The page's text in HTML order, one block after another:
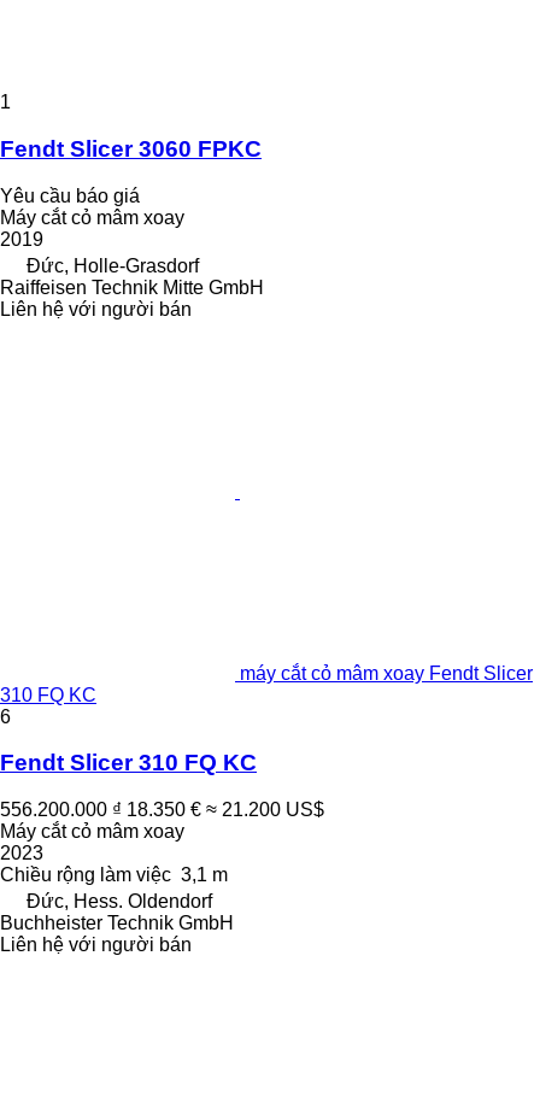
1
Fendt Slicer 3060 FPKC
Yêu cầu báo giá
Máy cắt cỏ mâm xoay
2019
Đức, Holle-Grasdorf
Raiffeisen Technik Mitte GmbH
Liên hệ với người bán
máy cắt cỏ mâm xoay Fendt Slicer
310 FQ KC
6
Fendt Slicer 310 FQ KC
556.200.000 ₫ 18.350 € ≈ 21.200 US$
Máy cắt cỏ mâm xoay
2023
Chiều rộng làm việc 3,1 m
Đức, Hess. Oldendorf
Buchheister Technik GmbH
Liên hệ với người bán